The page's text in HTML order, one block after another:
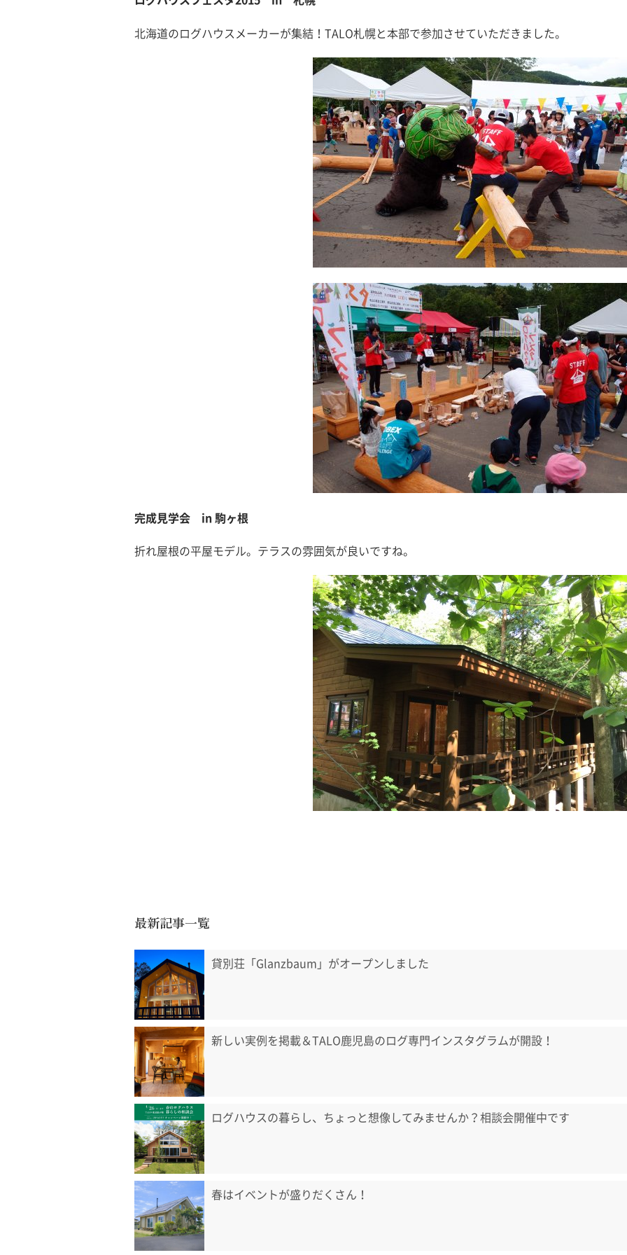
北海道のログハウスメーカーが集結！TALO札幌と本部で参加させていただきました。
完成見学会 in 駒ヶ根
折れ屋根の平屋モデル。テラスの雰囲気が良いですね。
最新記事一覧
貸別荘「Glanzbaum」がオープンしました
新しい実例を掲載＆TALO鹿児島のログ専門インスタグラムが開設！
ログハウスの暮らし、ちょっと想像してみませんか？相談会開催中です
春はイベントが盛りだくさん！